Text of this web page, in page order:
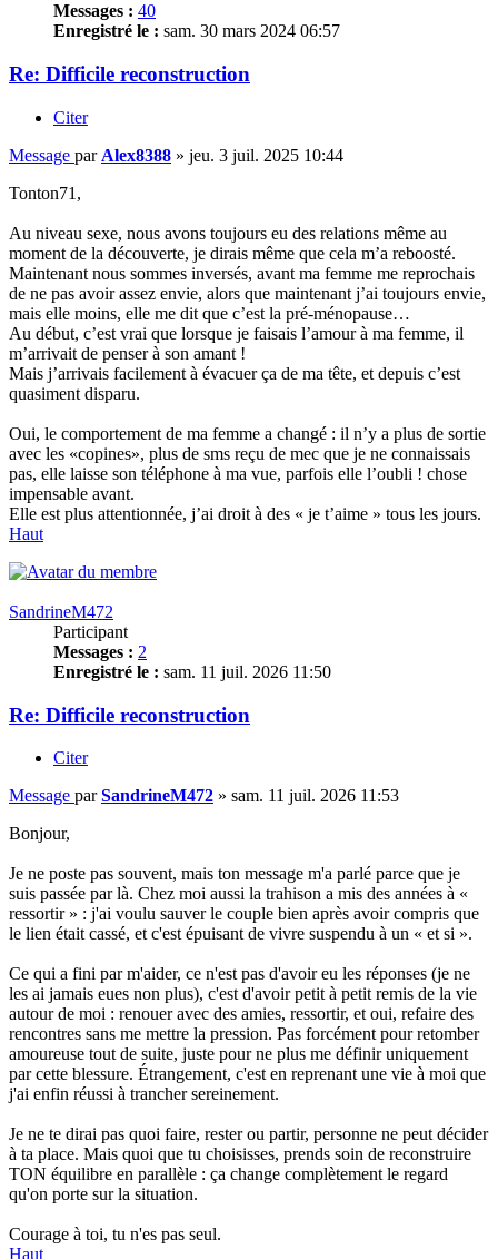
Messages : 40
Enregistré le : sam. 30 mars 2024 06:57
Re: Difficile reconstruction
Citer
Message par Alex8388 » jeu. 3 juil. 2025 10:44
Tonton71,
Au niveau sexe, nous avons toujours eu des relations même au
moment de la découverte, je dirais même que cela m’a reboosté.
Maintenant nous sommes inversés, avant ma femme me reprochais
de ne pas avoir assez envie, alors que maintenant j’ai toujours envie,
mais elle moins, elle me dit que c’est la pré-ménopause…
Au début, c’est vrai que lorsque je faisais l’amour à ma femme, il
m’arrivait de penser à son amant !
Mais j’arrivais facilement à évacuer ça de ma tête, et depuis c’est
quasiment disparu.
Oui, le comportement de ma femme a changé : il n’y a plus de sortie
avec les «copines», plus de sms reçu de mec que je ne connaissais
pas, elle laisse son téléphone à ma vue, parfois elle l’oubli ! chose
impensable avant.
Elle est plus attentionnée, j’ai droit à des « je t’aime » tous les jours.
Haut
SandrineM472
Participant
Messages : 2
Enregistré le : sam. 11 juil. 2026 11:50
Re: Difficile reconstruction
Citer
Message parSandrineM472 » sam. 11 juil. 2026 11:53
Bonjour,
Je ne poste pas souvent, mais ton message m'a parlé parce que je
suis passée par là. Chez moi aussi la trahison a mis des années à «
ressortir » : j'ai voulu sauver le couple bien après avoir compris que
le lien était cassé, et c'est épuisant de vivre suspendu à un « et si ».
Ce qui a fini par m'aider, ce n'est pas d'avoir eu les réponses (je ne
les ai jamais eues non plus), c'est d'avoir petit à petit remis de la vie
autour de moi : renouer avec des amies, ressortir, et oui, refaire des
rencontres sans me mettre la pression. Pas forcément pour retomber
amoureuse tout de suite, juste pour ne plus me définir uniquement
par cette blessure. Étrangement, c'est en reprenant une vie à moi que
j'ai enfin réussi à trancher sereinement.
Je ne te dirai pas quoi faire, rester ou partir, personne ne peut décider
à ta place. Mais quoi que tu choisisses, prends soin de reconstruire
TON équilibre en parallèle : ça change complètement le regard
qu'on porte sur la situation.
Courage à toi, tu n'es pas seul.
Haut